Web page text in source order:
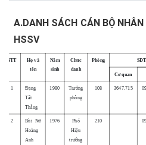
A.DANH SÁCH CÁN BỘ
HSSV
STT Họ và
tên
Năm
sinh
Chức
danh
Phòng SĐT
Cơ quan
1
Đặng
Tất
Thắng
1980
Trưởng
phòng
108 3647.715
2 Bùi Nữ
Hoàng
Anh
1976 Phó
Hiệu
trưởng
210